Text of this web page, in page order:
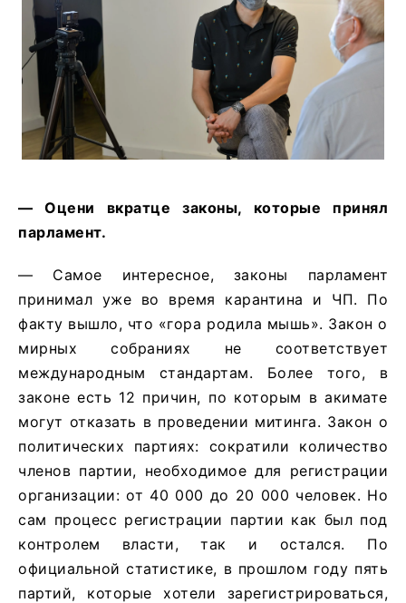
— Оцени вкратце законы, которые принял
парламент.
— Самое интересное, законы парламент
принимал уже во время карантина и ЧП. По
факту вышло, что «гора родила мышь». Закон о
мирных собраниях не соответствует
международным стандартам. Более того, в
законе есть 12 причин, по которым в акимате
могут отказать в проведении митинга. Закон о
политических партиях: сократили количество
членов партии, необходимое для регистрации
организации: от 40 000 до 20 000 человек. Но
сам процесс регистрации партии как был под
контролем власти, так и остался. По
официальной статистике, в прошлом году пять
партий, которые хотели зарегистрироваться,